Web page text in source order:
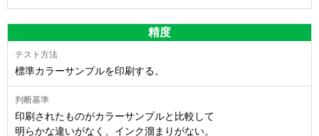
精度
標準カラーサンプルを印刷する。
印刷されたものがカラーサンプルと比較して
明らかな違いがなく、インク溜まりがない。